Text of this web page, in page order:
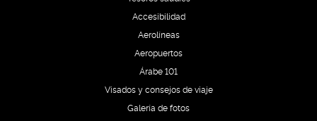
Accesibilidad
Aerolíneas
Aeropuertos
Árabe 101
Visados y consejos de viaje
Galería de fotos